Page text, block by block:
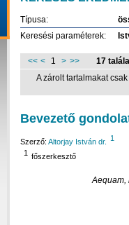
Típusa:
Keresési paraméterek:
<< < 1 > >>
17
A zárolt tartalmakat
Bevezető
Szerző: Altorjay István dr.
1
1 főszerkesztő
Aequam,